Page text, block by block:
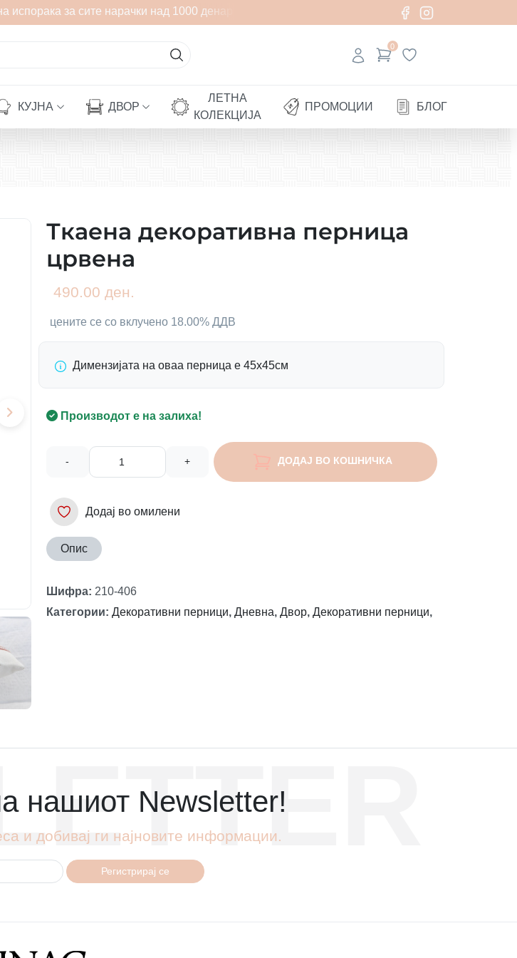
испорака за сите нарачки над 1000 денари
0
КУЈНА ДВОР
ЛЕТНА
КОЛЕКЦИЈА
ПРОМОЦИИ БЛОГ
Ткаена декоративна перница
црвена
490.00 ден.
цените се со вклучено 18.00% ДДВ
Димензијата на оваа перница е 45х45см
Производот е на залиха!
- + ДОДАЈ ВО КОШНИЧКА
Додај во омилени
Опис
Шифра: 210-406
Категории: Декоративни перници, Дневна, Двор, Декоративни перници,
нашиот Newsletter!
и добивај ги најновите информации.
Регистрирај се